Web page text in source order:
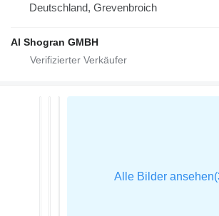
Deutschland, Grevenbroich
Al Shogran GMBH